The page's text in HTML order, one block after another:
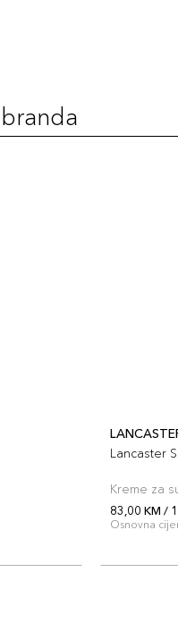
Lancaster
Kreme za
83,00 KM /
Osnovna